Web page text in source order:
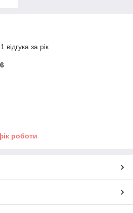
за рік
роботи